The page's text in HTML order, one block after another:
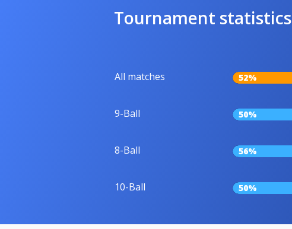
Tournament statistics
All matches 52%
9-Ball 50%
8-Ball 56%
10-Ball 50%